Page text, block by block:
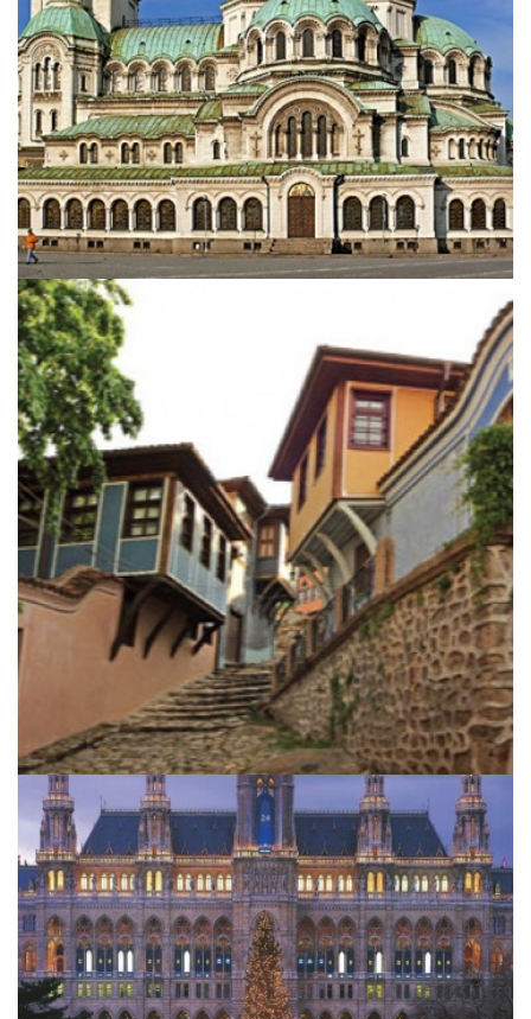
City Break Plodiv - die Europäische
Kulturhauptstadt 2019
Christmas in Vienna